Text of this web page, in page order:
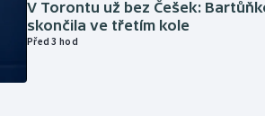
V Torontu už bez Češek:
skončila ve třetím kole
Před 3 hod